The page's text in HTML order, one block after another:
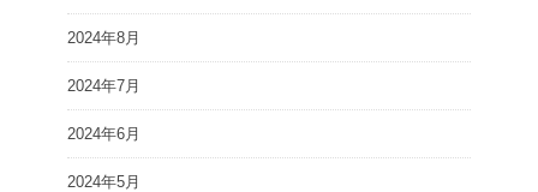
2024年8月
2024年7月
2024年6月
2024年5月